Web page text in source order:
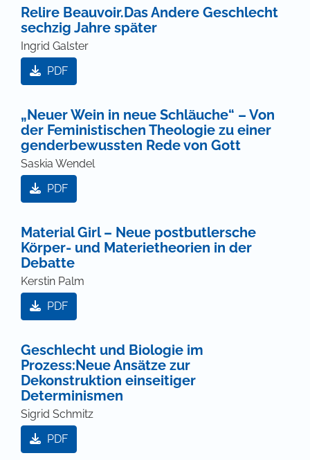
Relire Beauvoir.Das Andere Geschlecht
sechzig Jahre später
Ingrid Galster
PDF
„Neuer Wein in neue Schläuche“ – Von
der Feministischen Theologie zu einer
genderbewussten Rede von Gott
Saskia Wendel
PDF
Material Girl – Neue postbutlersche
Körper- und Materietheorien in der
Debatte
Kerstin Palm
PDF
Geschlecht und Biologie im
Prozess:Neue Ansätze zur
Dekonstruktion einseitiger
Determinismen
Sigrid Schmitz
PDF